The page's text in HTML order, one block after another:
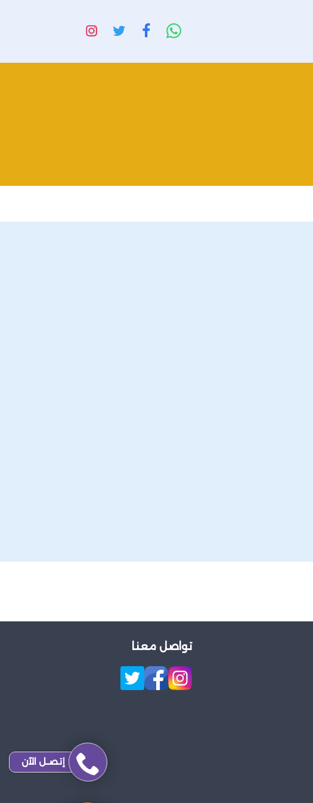
تواصل معنا
إتصـل الآن